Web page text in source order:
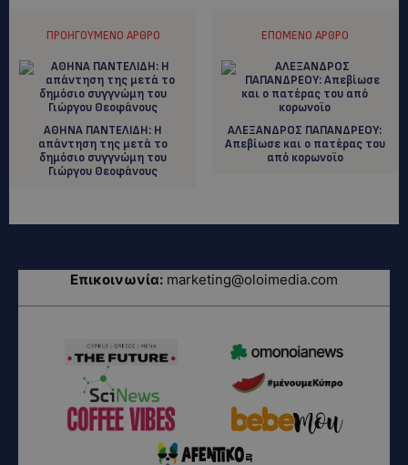
ΠΡΟΗΓΟΎΜΕΝΟ ΆΡΘΡΟ
ΑΘΗΝΑ ΠΑΝΤΕΛΙΔΗ: H
απάντηση της μετά το
δημόσιο συγγνώμη του
Γιώργου Θεοφάνους
ΕΠΌΜΕΝΟ ΆΡΘΡΟ
AΛΕΞΑΝΔΡΟΣ ΠΑΠΑΝΔΡΕΟΥ:
Απεβίωσε και ο πατέρας του
από κορωνοϊο
Επικοινωνία: marketing@oloimedia.com